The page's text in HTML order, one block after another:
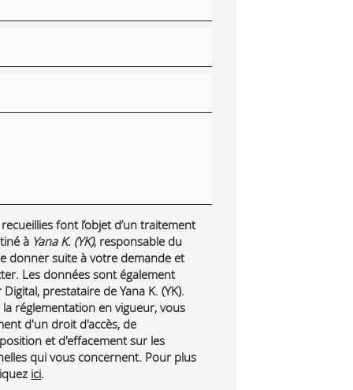
font l’objet d’un traitement
à Yana K. (YK), responsable du
donner suite à votre demande et
Les données sont également
prestataire de Yana K. (YK).
réglementation en vigueur, vous
d'un droit d'accès, de
et d'effacement sur les
qui vous concernent. Pour plus
ici.